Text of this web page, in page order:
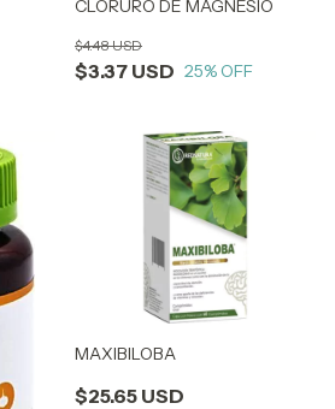
CLORURO DE MAGNESIO
$3.37 USD
$4.48 USD
25% OFF
MAXIBILOBA
$25.65 USD